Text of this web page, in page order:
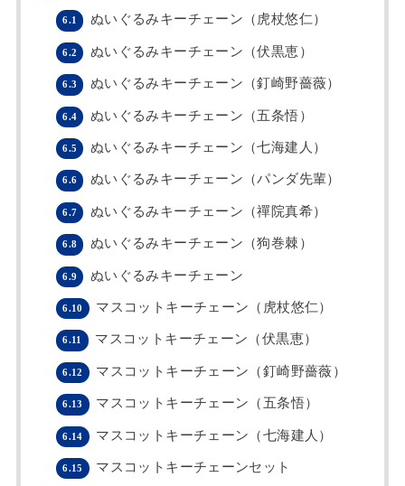
6.1 ぬいぐるみキーチェーン（虎杖悠仁）
6.2 ぬいぐるみキーチェーン（伏黒恵）
6.3 ぬいぐるみキーチェーン（釘崎野薔薇）
6.4 ぬいぐるみキーチェーン（五条悟）
6.5 ぬいぐるみキーチェーン（七海建人）
6.6 ぬいぐるみキーチェーン（パンダ先輩）
6.7 ぬいぐるみキーチェーン（禪院真希）
6.8 ぬいぐるみキーチェーン（狗巻棘）
6.9 ぬいぐるみキーチェーン
6.10 マスコットキーチェーン（虎杖悠仁）
6.11 マスコットキーチェーン（伏黒恵）
6.12 マスコットキーチェーン（釘崎野薔薇）
6.13 マスコットキーチェーン（五条悟）
6.14 マスコットキーチェーン（七海建人）
6.15 マスコットキーチェーンセット